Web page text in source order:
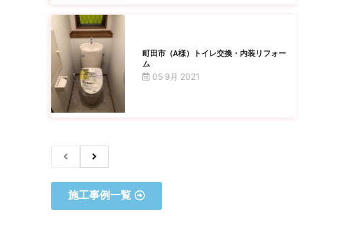
町田市（A様）トイレ交換・内装リフォー
ム
05 9月 2021
施工事例一覧